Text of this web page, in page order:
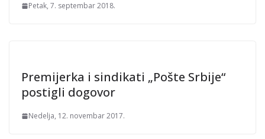
Petak, 7. septembar 2018.
Premijerka i sindikati „Pošte Srbije“
postigli dogovor
Nedelja, 12. novembar 2017.